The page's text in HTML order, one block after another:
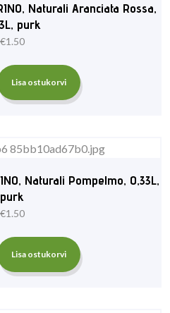
Naturali Aranciata Rossa,
purk
€1.50
Lisa ostukorvi
Naturali Pompelmo, 0,33L,
purk
€1.50
Lisa ostukorvi